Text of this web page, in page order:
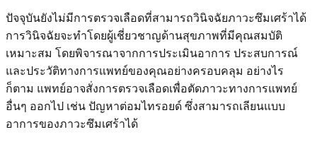
ปัจจุบันยังไม่มีการตรวจเลือดที่สามารถวินิจฉัยภาวะซึมเศร้าได้
การวินิจฉัยจะทำโดยผู้เชี่ยวชาญด้านสุขภาพที่มีคุณสมบัติ
เหมาะสม โดยพิจารณาจากการประเมินอาการ ประสบการณ์
และประวัติทางการแพทย์ของคุณอย่างครอบคลุม อย่างไร
ก็ตาม แพทย์อาจสั่งการตรวจเลือดเพื่อตัดภาวะทางการแพทย์
อื่นๆ ออกไป เช่น ปัญหาต่อมไทรอยด์ ซึ่งสามารถเลียนแบบ
อาการของภาวะซึมเศร้าได้